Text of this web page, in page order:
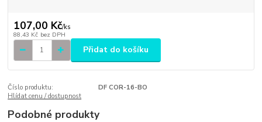
107,00 Kč/ks
88,43 Kč bez DPH
Přidat do košíku
Číslo produktu:
DF COR-16-BO
Hlídat cenu / dostupnost
Podobné produkty